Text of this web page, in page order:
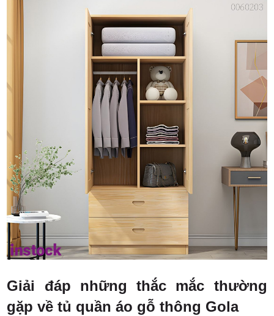
Giải đáp những thắc mắc thường
gặp về tủ quần áo gỗ thông Gola